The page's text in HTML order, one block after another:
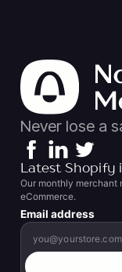
Never lose a
Latest Shopify
Our monthly merchant
eCommerce.
Email address